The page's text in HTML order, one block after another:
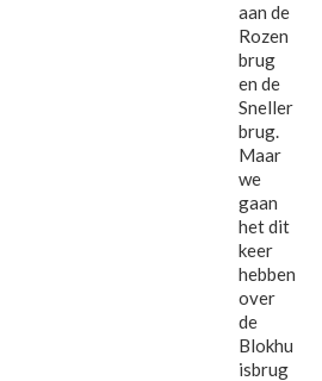
aan de
Rozen
brug
en de
Sneller
brug.
Maar
we
gaan
het dit
keer
hebben
over
de
Blokhu
isbrug